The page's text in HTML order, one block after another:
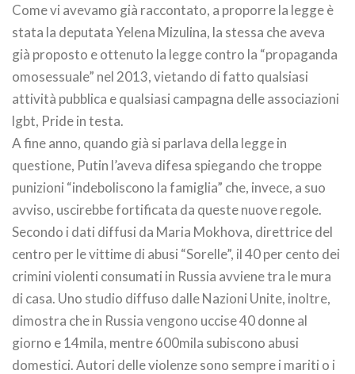
Come vi avevamo già raccontato, a proporre la legge è
stata la deputata Yelena Mizulina, la stessa che aveva
già proposto e ottenuto la legge contro la “propaganda
omosessuale” nel 2013, vietando di fatto qualsiasi
attività pubblica e qualsiasi campagna delle associazioni
lgbt, Pride in testa.
A fine anno, quando già si parlava della legge in
questione, Putin l’aveva difesa spiegando che troppe
punizioni “indeboliscono la famiglia” che, invece, a suo
avviso, uscirebbe fortificata da queste nuove regole.
Secondo i dati diffusi da Maria Mokhova, direttrice del
centro per le vittime di abusi “Sorelle”, il 40 per cento dei
crimini violenti consumati in Russia avviene tra le mura
di casa. Uno studio diffuso dalle Nazioni Unite, inoltre,
dimostra che in Russia vengono uccise 40 donne al
giorno e 14mila, mentre 600mila subiscono abusi
domestici. Autori delle violenze sono sempre i mariti o i